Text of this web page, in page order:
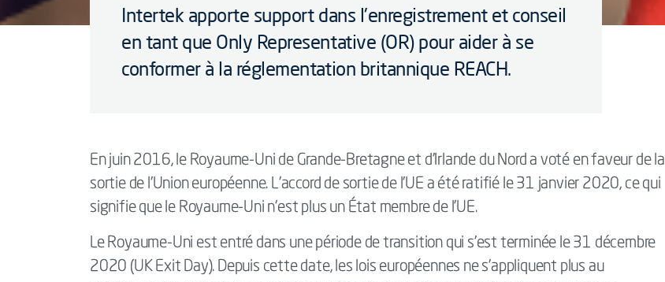
Intertek apporte support dans l'enregistrement et conseil
en tant que Only Representative (OR) pour aider à se
conformer à la réglementation britannique REACH.
En juin 2016, le Royaume-Uni de Grande-Bretagne et d'Irlande du Nord a voté en faveur de la
sortie de l'Union européenne. L'accord de sortie de l'UE a été ratifié le 31 janvier 2020, ce qui
signifie que le Royaume-Uni n'est plus un État membre de l'UE.
Le Royaume-Uni est entré dans une période de transition qui s'est terminée le 31 décembre
2020 (UK Exit Day). Depuis cette date, les lois européennes ne s'appliquent plus au